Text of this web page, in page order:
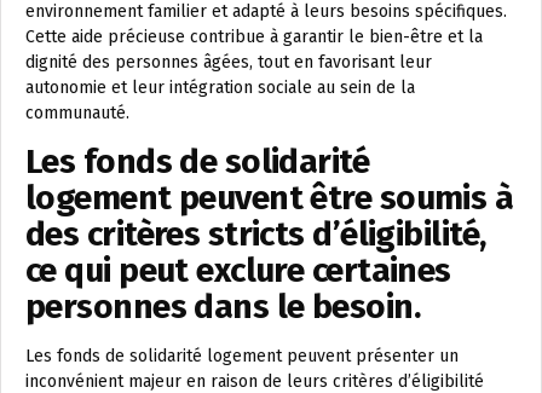
environnement familier et adapté à leurs besoins spécifiques.
Cette aide précieuse contribue à garantir le bien-être et la
dignité des personnes âgées, tout en favorisant leur
autonomie et leur intégration sociale au sein de la
communauté.
Les fonds de solidarité
logement peuvent être soumis à
des critères stricts d’éligibilité,
ce qui peut exclure certaines
personnes dans le besoin.
Les fonds de solidarité logement peuvent présenter un
inconvénient majeur en raison de leurs critères d’éligibilité